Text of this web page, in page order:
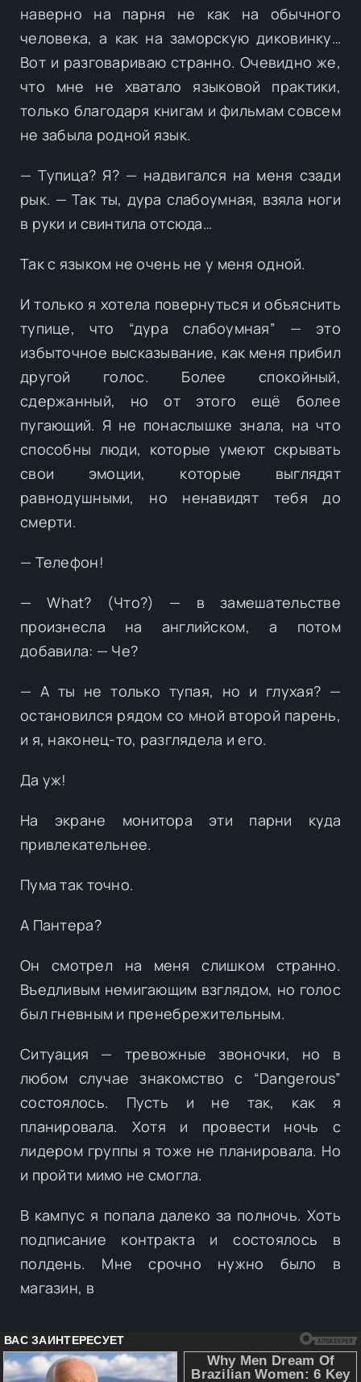
наверно на парня не как на обычного
человека, а как на заморскую диковинку…
Вот и разговариваю странно. Очевидно же,
что мне не хватало языковой практики,
только благодаря книгам и фильмам совсем
не забыла родной язык.
— Тупица? Я? — надвигался на меня сзади
рык. — Так ты, дура слабоумная, взяла ноги
в руки и свинтила отсюда…
Так с языком не очень не у меня одной.
И только я хотела повернуться и объяснить
тупице, что “дура слабоумная” — это
избыточное высказывание, как меня прибил
другой голос. Более спокойный,
сдержанный, но от этого ещё более
пугающий. Я не понаслышке знала, на что
способны люди, которые умеют скрывать
свои эмоции, которые выглядят
равнодушными, но ненавидят тебя до
смерти.
— Телефон!
— What? (Что?) — в замешательстве
произнесла на английском, а потом
добавила: — Че?
— А ты не только тупая, но и глухая? —
остановился рядом со мной второй парень,
и я, наконец-то, разглядела и его.
Да уж!
На экране монитора эти парни куда
привлекательнее.
Пума так точно.
А Пантера?
Он смотрел на меня слишком странно.
Въедливым немигающим взглядом, но голос
был гневным и пренебрежительным.
Ситуация — тревожные звоночки, но в
любом случае знакомство с “Dangerous”
состоялось. Пусть и не так, как я
планировала. Хотя и провести ночь с
лидером группы я тоже не планировала. Но
и пройти мимо не смогла.
В кампус я попала далеко за полночь. Хоть
подписание контракта и состоялось в
полдень. Мне срочно нужно было в
магазин, в